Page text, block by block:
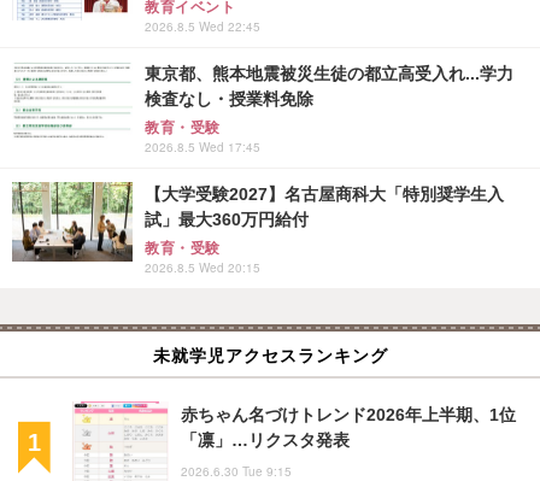
教育イベント
2026.8.5 Wed 22:45
東京都、熊本地震被災生徒の都立高受入れ...学力
検査なし・授業料免除
教育・受験
2026.8.5 Wed 17:45
【大学受験2027】名古屋商科大「特別奨学生入
試」最大360万円給付
教育・受験
2026.8.5 Wed 20:15
未就学児アクセスランキング
赤ちゃん名づけトレンド2026年上半期、1位
「凛」…リクスタ発表
2026.6.30 Tue 9:15